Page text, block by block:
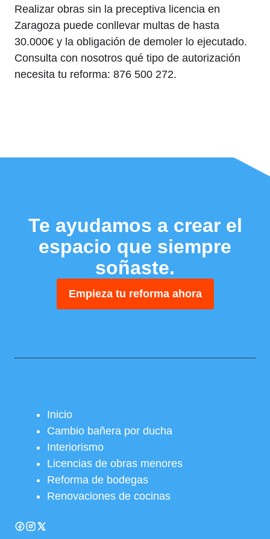
Realizar obras sin la preceptiva licencia en
Zaragoza puede conllevar multas de hasta
30.000€ y la obligación de demoler lo ejecutado.
Consulta con nosotros qué tipo de autorización
necesita tu reforma: 876 500 272.
Te ayudamos a crear el
espacio que siempre
soñaste.
Empieza tu reforma ahora
Inicio
Cambio bañera por ducha
Interiorismo
Licencias de obras menores
Reforma de bodegas
Renovaciones de cocinas